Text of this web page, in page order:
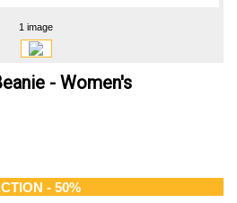
1 image
- Women's
- 50%